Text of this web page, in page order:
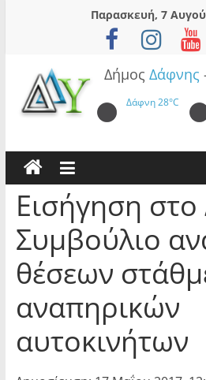
Παρασκευή, 7
Δήμος Δάφνης
Δάφνη28°C
Εισήγηση στο
Συμβούλιο
θέσεων
αναπηρικών
αυτοκινήτων